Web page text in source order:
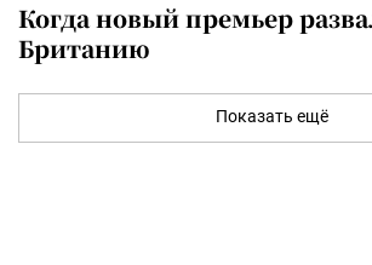
Когда новый премьер
Британию
Показать ещё